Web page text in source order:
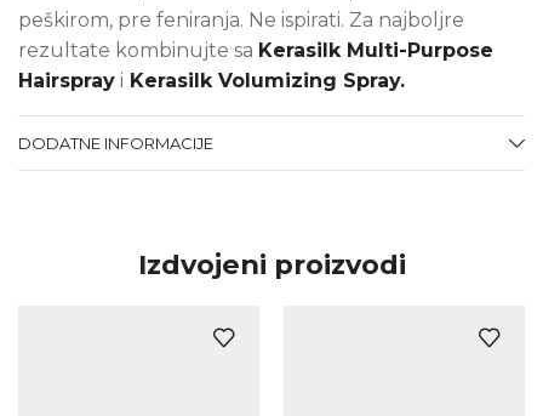
peškirom, pre feniranja. Ne ispirati. Za najboljre
rezultate kombinujte sa Kerasilk Multi-Purpose
Hairspray i Kerasilk Volumizing Spray.
DODATNE INFORMACIJE
Izdvojeni proizvodi